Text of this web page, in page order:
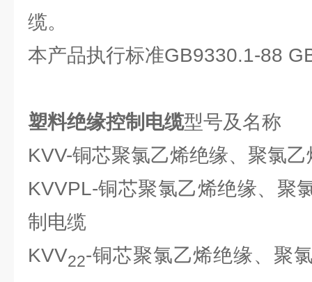
缆。
本产品执行标准GB9330.1-88
塑料绝缘控制电缆型号及名称
KVV-铜芯聚氯乙烯绝缘、聚氯
KVVPL-铜芯聚氯乙烯绝缘、聚
制电缆
KVV22-铜芯聚氯乙烯绝缘、聚